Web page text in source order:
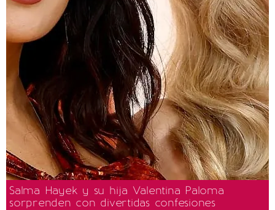
Salma Hayek y su hija Valentina Paloma
sorprenden con divertidas confesiones